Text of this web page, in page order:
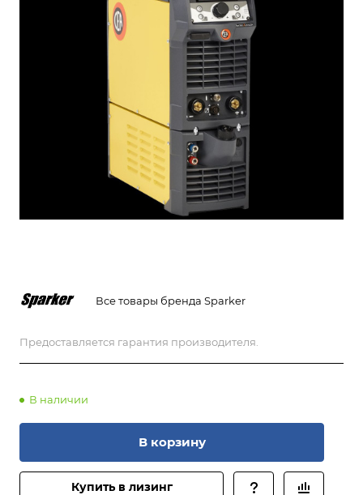
Все товары бренда Sparker
Предоставляется гарантия производителя.
В наличии
В корзину
Купить в лизинг